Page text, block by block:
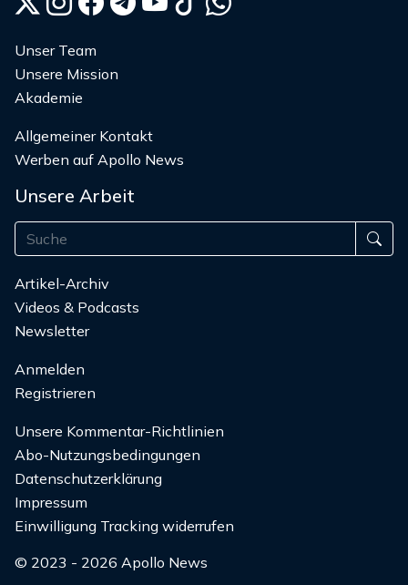
Unser Team
Unsere Mission
Akademie
Allgemeiner Kontakt
Werben auf Apollo News
Unsere Arbeit
Artikel-Archiv
Videos & Podcasts
Newsletter
Anmelden
Registrieren
Unsere Kommentar-Richtlinien
Abo-Nutzungsbedingungen
Datenschutzerklärung
Impressum
Einwilligung Tracking widerrufen
© 2023 - 2026 Apollo News